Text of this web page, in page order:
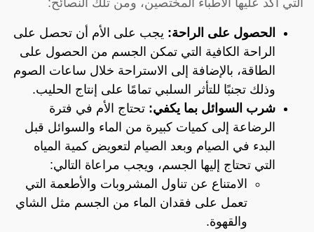
الحصول على الراحة: يجب على الأم أن تحصل على
الراحة الكافية التي تمكن الجسم من الحصول على
الطاقة، بالإضافة إلى الاستراحة خلال ساعات الصوم
وذلك تجنبًا للتأثر السلبي تمامًا على إنتاج الحليب.
شرب السوائل بما يكفي: تحتاج الأم في فترة
الرضاعة إلى كميات كبيرة من الماء والسوائل قبل
البدء في الصيام وبعد الصيام لتعويض كمية المياه
التي تحتاج إليها الجسم، ويجب مراعاة التالي:
الامتناع عن تناول المشروبات والأطعمة التي
تعمل على فقدان الماء من الجسم مثل الشاي
والقهوة.